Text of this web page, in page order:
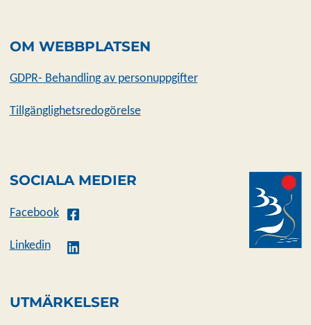
OM WEBBPLATSEN
GDPR- Behandling av personuppgifter
Tillgänglighetsredogörelse
SOCIALA MEDIER
Facebook
Linkedin
UTMÄRKELSER